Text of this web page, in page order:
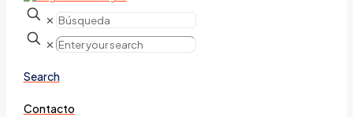
✕
✕
Search
Contacto